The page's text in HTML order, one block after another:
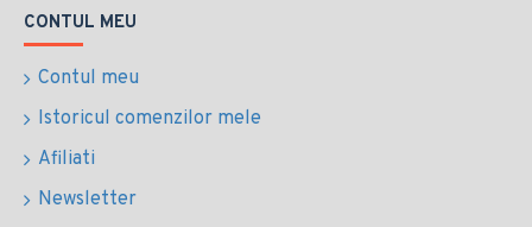
CONTUL MEU
Contul meu
Istoricul comenzilor mele
Afiliati
Newsletter